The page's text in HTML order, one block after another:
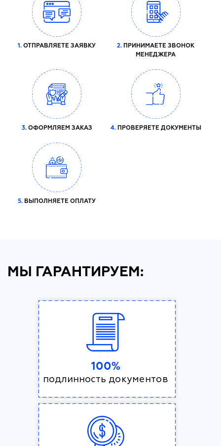
1. ОТПРАВЛЯЕТЕ ЗАЯВКУ 2. ПРИНИМАЕТЕ ЗВОНОК
МЕНЕДЖЕРА
3.ОФОРМЛЯЕМ ЗАКАЗ 4.ПРОВЕРЯЕТЕ ДОКУМЕНТЫ
5. ВЫПОЛНЯЕТЕ ОПЛАТУ
МЫ ГАРАНТИРУЕМ:
100%
подлинность документов